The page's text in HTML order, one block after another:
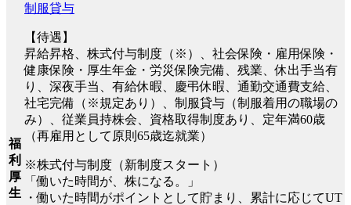
福
利
厚
生
制服貸与
【待遇】
昇給昇格、株式付与制度（※）、社会保険・雇用保険・
健康保険・厚生年金・労災保険完備、残業、休出手当有
り、深夜手当、有給休暇、慶弔休暇、通勤交通費支給、
社宅完備（※規定あり）、制服貸与（制服着用の職場の
み）、従業員持株会、資格取得制度あり、定年満60歳
（再雇用として原則65歳迄就業）
※株式付与制度（新制度スタート）
「働いた時間が、株になる。」
・働いた時間がポイントとして貯まり、累計に応じてUT